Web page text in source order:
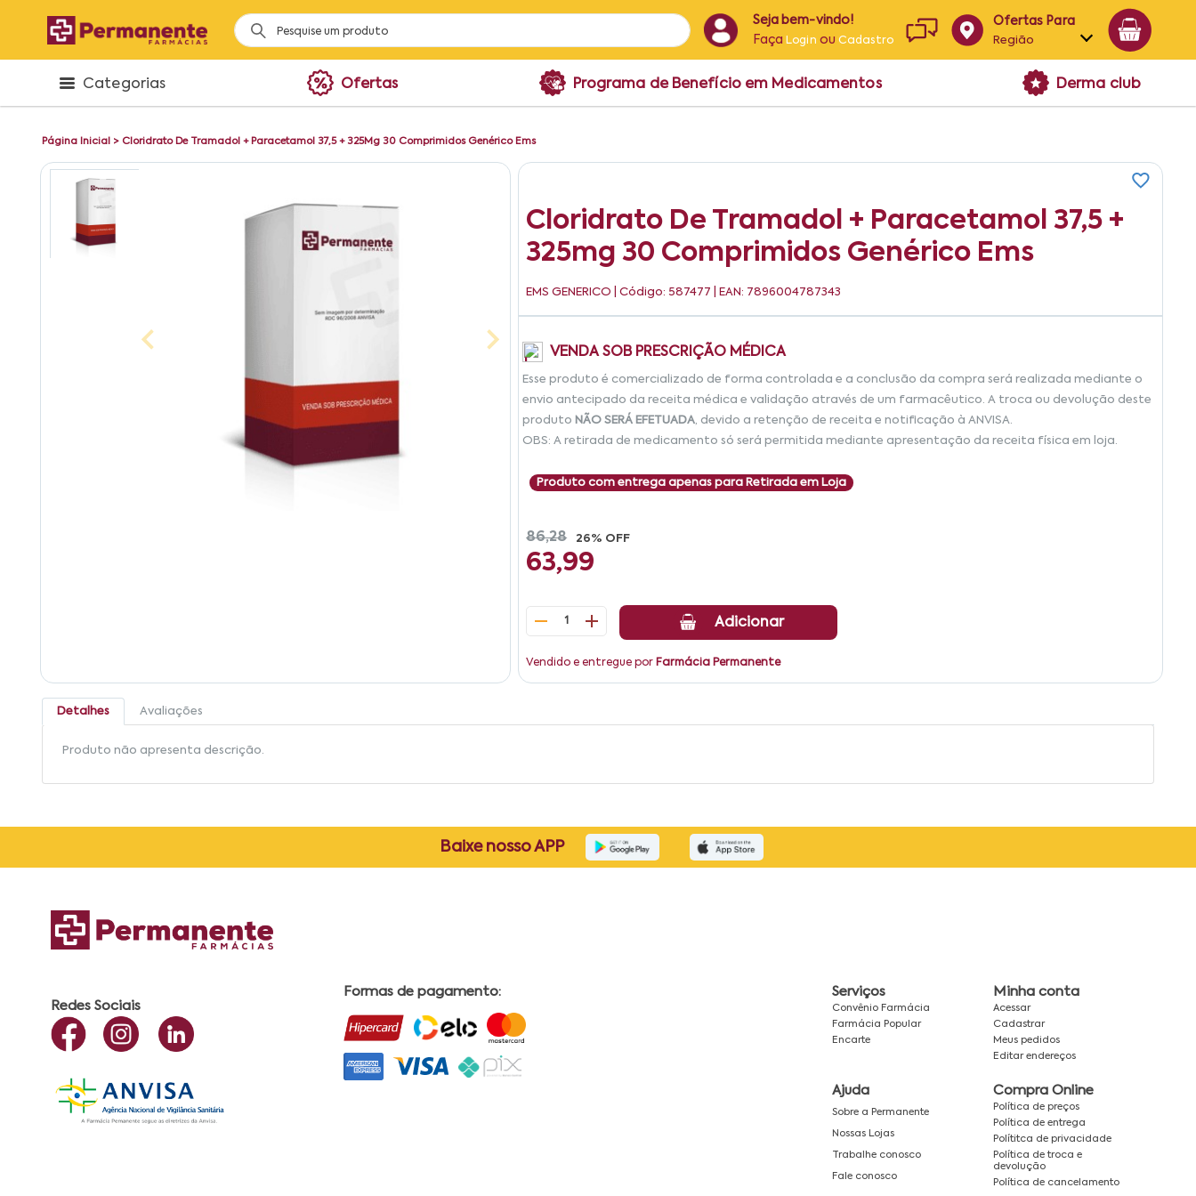
Seja bem-vindo!
Faça Login ouCadastro
Ofertas Para
Região
Alagoas
Categorias Ofertas Programa de Benefício em Medicamentos Derma club
Página Inicial > Cloridrato De Tramadol + Paracetamol 37,5 + 325Mg 30 Comprimidos Genérico Ems
Cloridrato De Tramadol + Paracetamol 37,5 +
325mg 30 Comprimidos Genérico Ems
EMS GENERICO | Código: 587477 | EAN: 7896004787343
VENDA SOB PRESCRIÇÃO MÉDICA
Esse produto é comercializado de forma controlada e a conclusão da compra será realizada mediante o
envio antecipado da receita médica e validação através de um farmacêutico. A troca ou devolução deste
produto NÃO SERÁ EFETUADA, devido a retenção de receita e notificação à ANVISA.
OBS: A retirada de medicamento só será permitida mediante apresentação da receita física em loja.
Produto com entrega apenas para Retirada em Loja
86,28 26% OFF
63,99
1 Adicionar
Vendido e entregue por Farmácia Permanente
Detalhes Avaliações
Produto não apresenta descrição.
Baixe nosso APP
Redes Sociais
Formas de pagamento: Serviços
Convênio Farmácia
Farmácia Popular
Encarte
Minha conta
Acessar
Cadastrar
Meus pedidos
Editar endereços
Ajuda
Sobre a Permanente
Nossas Lojas
Trabalhe conosco
Fale conosco
Compra Online
Política de preços
Política de entrega
Polítitca de privacidade
Política de troca e
devolução
Política de cancelamento